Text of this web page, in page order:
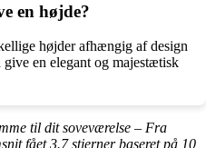
en højde?
højder afhængig af design
en elegant og majestætisk
til dit soveværelse – Fra
fået3.7stjerner baseret på 10